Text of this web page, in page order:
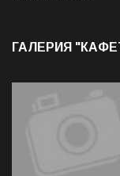
ГАЛЕРИЯ